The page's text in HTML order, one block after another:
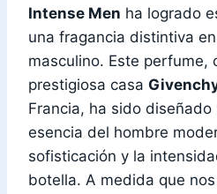
Intense Men ha logrado
una fragancia distintiva
masculino. Este perfume,
prestigiosa casa
Francia, ha sido diseñado
esencia del hombre
sofisticación y la
botella. A medida que